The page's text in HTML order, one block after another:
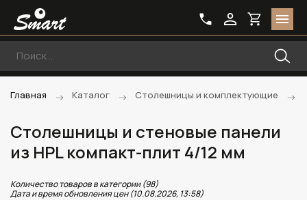
Главная Каталог Столешницы и комплектующие
Столешницы и стеновые панели
из HPL компакт-плит 4/12 мм
Количество товаров в категории (98)
Дата и время обновления цен (10.08.2026, 13:58)